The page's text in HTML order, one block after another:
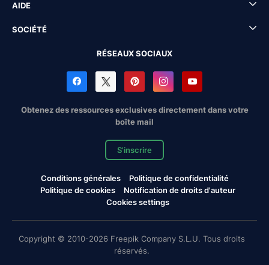
AIDE
SOCIÉTÉ
RÉSEAUX SOCIAUX
Obtenez des ressources exclusives directement dans votre
boîte mail
S'inscrire
Conditions générales
Politique de confidentialité
Politique de cookies
Notification de droits d'auteur
Cookies settings
Copyright © 2010-2026 Freepik Company S.L.U. Tous droits
réservés.